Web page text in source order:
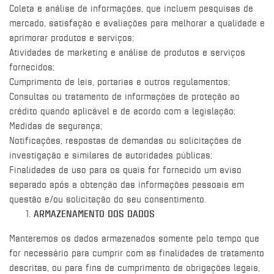
Coleta e análise de informações, que incluem pesquisas de
mercado, satisfação e avaliações para melhorar a qualidade e
aprimorar produtos e serviços;
Atividades de marketing e análise de produtos e serviços
fornecidos;
Cumprimento de leis, portarias e outros regulamentos;
Consultas ou tratamento de informações de proteção ao
crédito quando aplicável e de acordo com a legislação;
Medidas de segurança;
Notificações, respostas de demandas ou solicitações de
investigação e similares de autoridades públicas;
Finalidades de uso para os quais for fornecido um aviso
separado após a obtenção das informações pessoais em
questão e/ou solicitação do seu consentimento.
ARMAZENAMENTO DOS DADOS
Manteremos os dados armazenados somente pelo tempo que
for necessário para cumprir com as finalidades de tratamento
descritas, ou para fins de cumprimento de obrigações legais,